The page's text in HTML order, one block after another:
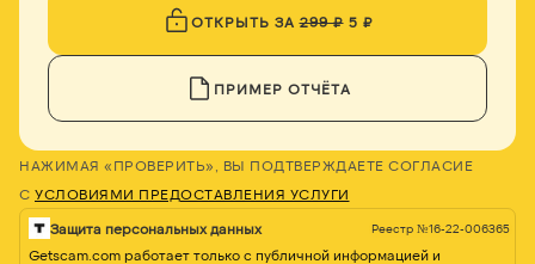
ОТКРЫТЬ ЗА299 ₽5 ₽
ПРИМЕР ОТЧЁТА
НАЖИМАЯ «ПРОВЕРИТЬ», ВЫ ПОДТВЕРЖДАЕТЕ СОГЛАСИЕ
С УСЛОВИЯМИ ПРЕДОСТАВЛЕНИЯ УСЛУГИ
Защита персональных данных Реестр №16-22-006365
Getscam.com работает только с публичной информацией и